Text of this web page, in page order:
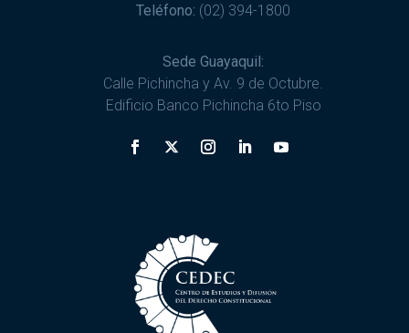
Teléfono: (02) 394-1800
Sede Guayaquil:
Calle Pichincha y Av. 9 de Octubre.
Edificio Banco Pichincha 6to Piso